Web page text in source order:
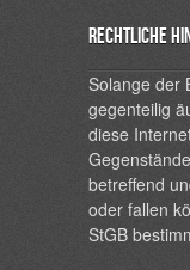
Rechtliche
Solange der
gegenteilig
diese
betreffend
oder fallen
StGB